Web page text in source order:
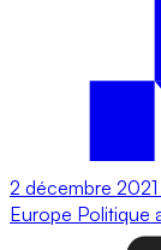
2 décembre 2021
Europe Politique